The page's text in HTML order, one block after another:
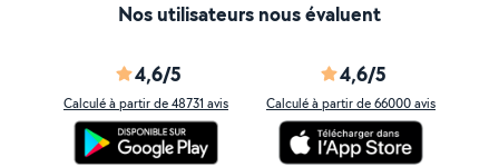
Nos utilisateurs nous évaluent
4,6/5
Calculé à partir de 48731 avis
4,6/5
Calculé à partir de 66000 avis